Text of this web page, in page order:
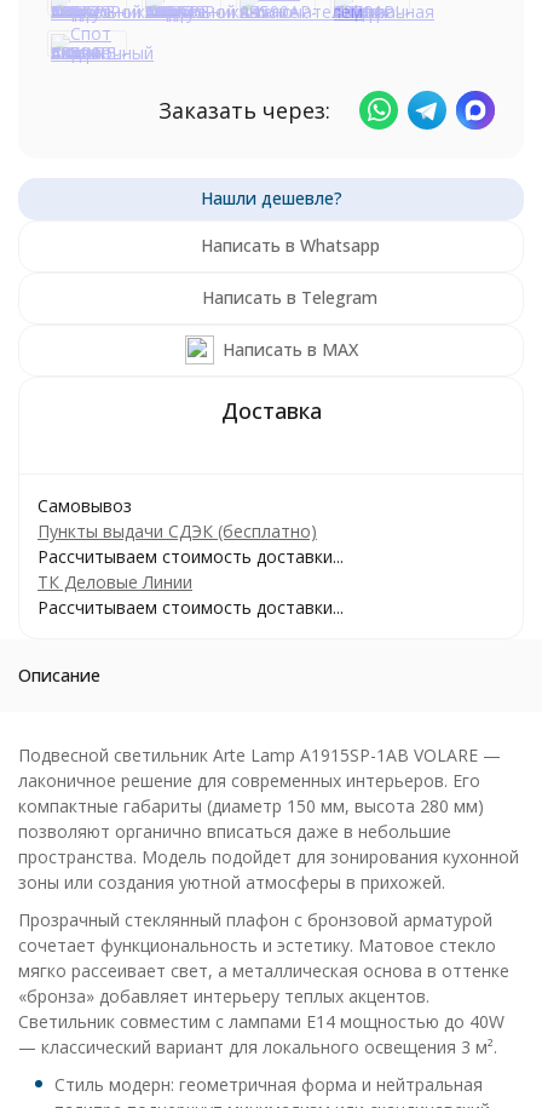
Заказать через:
Написать в Whatsapp
Написать в Telegram
Написать в MAX
Самовывоз
Пункты выдачи СДЭК (бесплатно)
Рассчитываем стоимость доставки...
ТК Деловые Линии
Рассчитываем стоимость доставки...
Описание
Подвесной светильник Arte Lamp A1915SP-1AB VOLARE —
лаконичное решение для современных интерьеров. Его
компактные габариты (диаметр 150 мм, высота 280 мм)
позволяют органично вписаться даже в небольшие
пространства. Модель подойдет для зонирования кухонной
зоны или создания уютной атмосферы в прихожей.
Прозрачный стеклянный плафон с бронзовой арматурой
сочетает функциональность и эстетику. Матовое стекло
мягко рассеивает свет, а металлическая основа в оттенке
«бронза» добавляет интерьеру теплых акцентов.
Светильник совместим с лампами E14 мощностью до 40W
— классический вариант для локального освещения 3 м².
Стиль модерн: геометричная форма и нейтральная